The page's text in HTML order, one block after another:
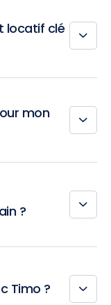
locatif clé
mon
?
Timo ?